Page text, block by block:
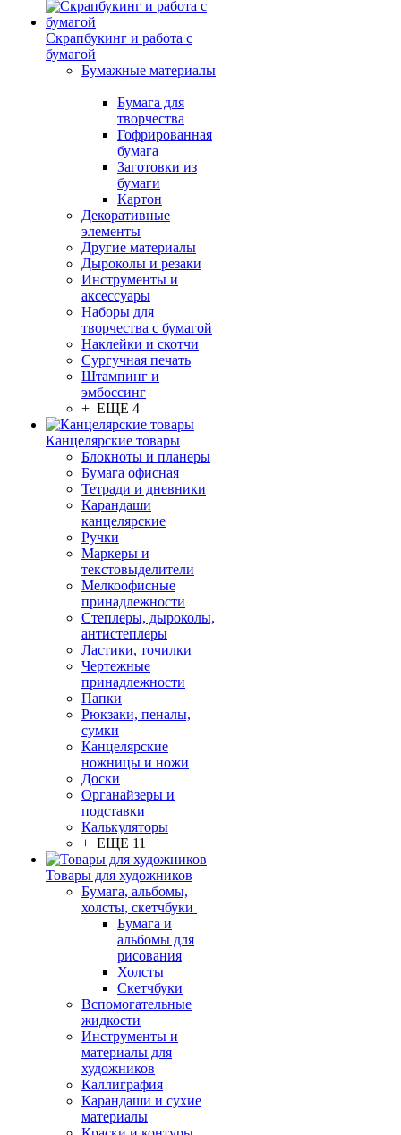
Скрапбукинг и работа с
бумагой
Бумажные материалы
Бумага для
творчества
Гофрированная
бумага
Заготовки из
бумаги
Картон
Декоративные
элементы
Другие материалы
Дыроколы и резаки
Инструменты и
аксессуары
Наборы для
творчества с бумагой
Наклейки и скотчи
Сургучная печать
Штампинг и
эмбоссинг
+ ЕЩЕ 4
Канцелярские товары
Блокноты и планеры
Бумага офисная
Тетради и дневники
Карандаши
канцелярские
Ручки
Маркеры и
текстовыделители
Мелкоофисные
принадлежности
Степлеры, дыроколы,
антистеплеры
Ластики, точилки
Чертежные
принадлежности
Папки
Рюкзаки, пеналы,
сумки
Канцелярские
ножницы и ножи
Доски
Органайзеры и
подставки
Калькуляторы
+ ЕЩЕ 11
Товары для художников
Бумага, альбомы,
холсты, скетчбуки
Бумага и
альбомы для
рисования
Холсты
Скетчбуки
Вспомогательные
жидкости
Инструменты и
материалы для
художников
Каллиграфия
Карандаши и сухие
материалы